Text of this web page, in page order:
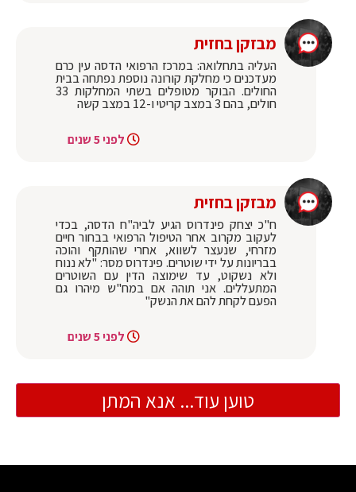
מבזקן בחזית
העליה בתחלואה: במרכז הרפואי הדסה עין כרם
מעדכנים כי מחלקת קורונה נוספת נפתחה בבית
החולים. הבוקר מטופלים בשתי המחלקות 33
חולים, בהם 3 במצב קריטי ו-12 במצב קשה
לפני 5 שנים
מבזקן בחזית
ח"כ יצחק פינדרוס הגיע לביה"ח הדסה, בכדי
לעקוב מקרוב אחר הטיפול הרפואי בבחור חיים
מזרחי, שנעצר לשווא, אחרי שהותקף והוכה
בבריונות על ידי שוטרים. פינדרוס מסר: "לא ננוח
ולא נשקוט, עד שימוצה הדין עם השוטרים
המתעללים. אני תוהה אם במח"ש מיהרו גם
הפעם לקחת להם את הנשק"
לפני 5 שנים
טוען עוד... אנא המתן